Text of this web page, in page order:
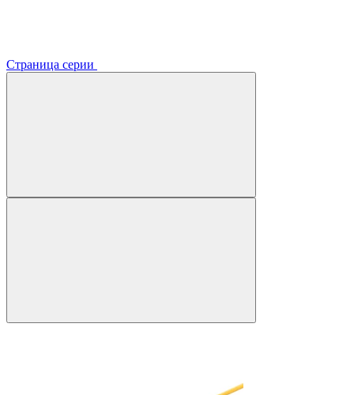
Страница серии